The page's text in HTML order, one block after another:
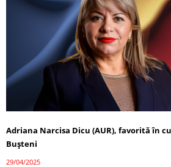
Adriana Narcisa Dicu (AUR), favorită în
Bușteni
29/04/2025